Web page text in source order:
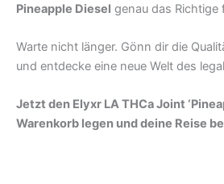
Pineapple Diesel genau das Richtige
Warte nicht länger. Gönn dir die
und entdecke eine neue Welt des
Jetzt den Elyxr LA THCa Joint
Warenkorb legen und deine Reise